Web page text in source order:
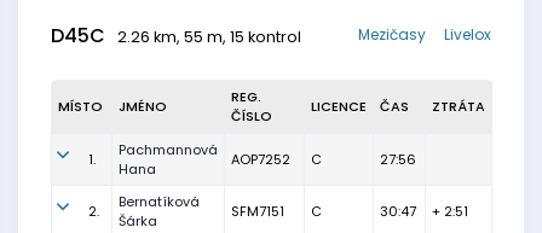
D45C 2.26 km, 55 m, 15 kontrol Livelox
Mezičasy
MÍSTO JMÉNO
REG.
ČÍSLO
LICENCE ČAS ZTRÁTA
1.
Pachmannová
Hana
AOP7252 C 27:56
2.
Bernatíková
Šárka
SFM7151 C 30:47 + 2:51